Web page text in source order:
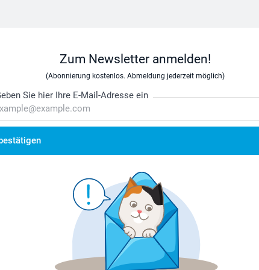
Zum Newsletter anmelden!
(Abonnierung kostenlos. Abmeldung jederzeit möglich)
Sie hier Ihre E-Mail-Adresse ein